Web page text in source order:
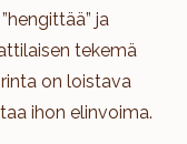
ja
tekemä
on loistava
ihon elinvoima.